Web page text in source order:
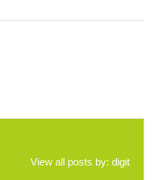
View all posts by: digit